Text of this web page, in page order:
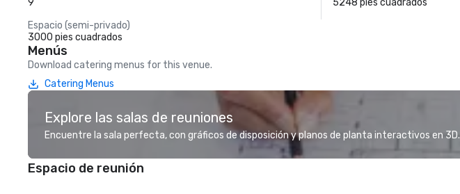
9
5248 pies cuadrados
Espacio (semi-privado)
3000 pies cuadrados
Menús
Download catering menus for this venue.
Catering Menus
Explore las salas de reuniones
Encuentre la sala perfecta, con gráficos de disposición y planos de planta interactivos en 3D.
Espacio de reunión